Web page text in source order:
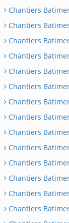
Chantiers
Chantiers
Chantiers
Chantiers
Chantiers
Chantiers
Chantiers
Chantiers
Chantiers
Chantiers
Chantiers
Chantiers
Chantiers
Chantiers